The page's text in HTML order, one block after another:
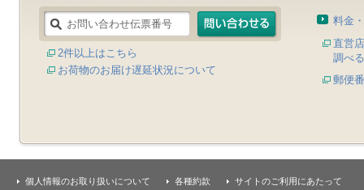
2件以上はこちら
お荷物のお届け遅延状況について
料金
直営
調べる
郵便
個人情報のお取り扱いについて 各種約款 サイトのご利用にあたって